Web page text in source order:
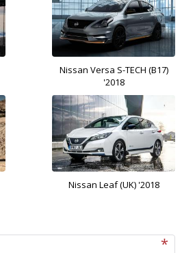
Nissan Versa S-TECH (B17)
'2018
Nissan Leaf (UK) '2018